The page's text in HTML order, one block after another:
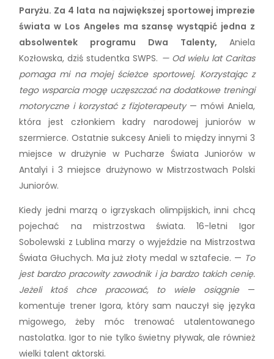
Paryżu. Za 4 lata na największej sportowej imprezie
świata w Los Angeles ma szansę wystąpić jedna z
absolwentek programu Dwa Talenty, Aniela
Kozłowska, dziś studentka SWPS. — Od wielu lat Caritas
pomaga mi na mojej ścieżce sportowej. Korzystając z
tego wsparcia mogę uczęszczać na dodatkowe treningi
motoryczne i korzystać z fizjoterapeuty — mówi Aniela,
która jest członkiem kadry narodowej juniorów w
szermierce. Ostatnie sukcesy Anieli to między innymi 3
miejsce w drużynie w Pucharze Świata Juniorów w
Antalyi i 3 miejsce drużynowo w Mistrzostwach Polski
Juniorów.
Kiedy jedni marzą o igrzyskach olimpijskich, inni chcą
pojechać na mistrzostwa świata. 16-letni Igor
Sobolewski z Lublina marzy o wyjeździe na Mistrzostwa
Świata Głuchych. Ma już złoty medal w sztafecie. — To
jest bardzo pracowity zawodnik i ja bardzo takich cenię.
Jeżeli ktoś chce pracować, to wiele osiągnie —
komentuje trener Igora, który sam nauczył się języka
migowego, żeby móc trenować utalentowanego
nastolatka. Igor to nie tylko świetny pływak, ale również
wielki talent aktorski.